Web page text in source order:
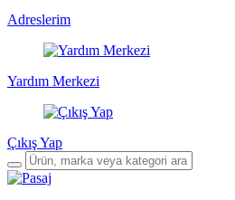
Adreslerim
Yardım Merkezi
Çıkış Yap